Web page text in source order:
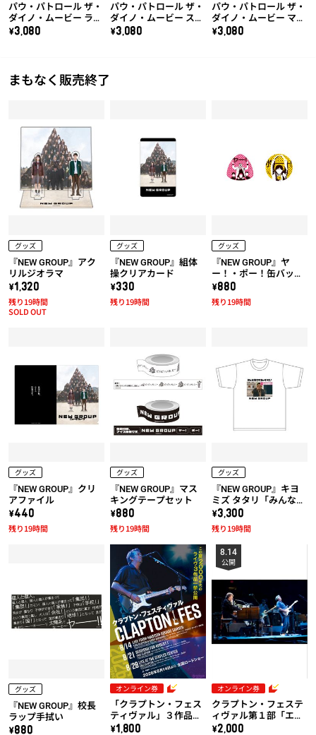
パウ・パトロール ザ・
ダイノ・ムービー ラブ
ル ダイノドーザー(ヴ
\3,080
パウ・パトロール ザ・
ダイノ・ムービー スカ
イ ダイノジェット(プ
\3,080
パウ・パトロール ザ・
ダイノ・ムービー マー
シャル ダイノファイヤ
\3,080
まもなく販売終了
グッズ
『NEW GROUP』アク
リルジオラマ
\1,320
SOLD OUT
残り19時間
グッズ
『NEW GROUP』組体
操クリアカード
\330
残り19時間
グッズ
『NEW GROUP』ヤ
ー！・ポー！缶バッジ
セット
\880
残り19時間
グッズ
『NEW GROUP』クリ
アファイル
\440
残り19時間
グッズ
『NEW GROUP』マス
キングテープセット
\880
残り19時間
グッズ
『NEW GROUP』キヨ
ミズ タタリ「みんな騙
されちゃダメだ！」T
シャツ
\3,300
残り19時間
グッズ
『NEW GROUP』校長
ラップ手拭い
\880
オンライン券
「クラプトン・フェス
ティヴァル」３作品共
通券
\1,800
8.14
公開
オンライン券
クラプトン・フェステ
ィヴァル第１部「エリ
ック・クラプトン＆ス
\2,000